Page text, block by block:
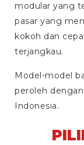
modular yang
pasar yang
kokoh dan
terjangkau.
Model-model
peroleh
Indonesia.